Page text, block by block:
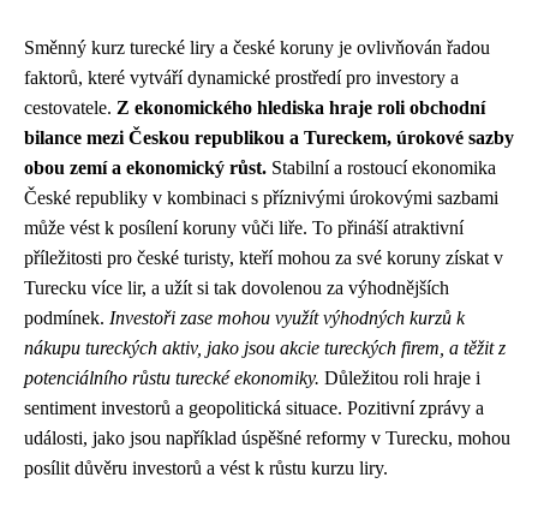
Směnný kurz turecké liry a české koruny je ovlivňován řadou
faktorů, které vytváří dynamické prostředí pro investory a
cestovatele. Z ekonomického hlediska hraje roli obchodní
bilance mezi Českou republikou a Tureckem, úrokové sazby
obou zemí a ekonomický růst. Stabilní a rostoucí ekonomika
České republiky v kombinaci s příznivými úrokovými sazbami
může vést k posílení koruny vůči liře. To přináší atraktivní
příležitosti pro české turisty, kteří mohou za své koruny získat v
Turecku více lir, a užít si tak dovolenou za výhodnějších
podmínek. Investoři zase mohou využít výhodných kurzů k
nákupu tureckých aktiv, jako jsou akcie tureckých firem, a těžit z
potenciálního růstu turecké ekonomiky. Důležitou roli hraje i
sentiment investorů a geopolitická situace. Pozitivní zprávy a
události, jako jsou například úspěšné reformy v Turecku, mohou
posílit důvěru investorů a vést k růstu kurzu liry.